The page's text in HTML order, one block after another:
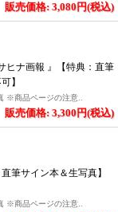
販売価格: 3,080円(税込)
ヒナ画報 』【特典：直筆
】
※商品ページの注意..
販売価格: 3,300円(税込)
筆サイン本＆生写真】
※商品ページの注意..